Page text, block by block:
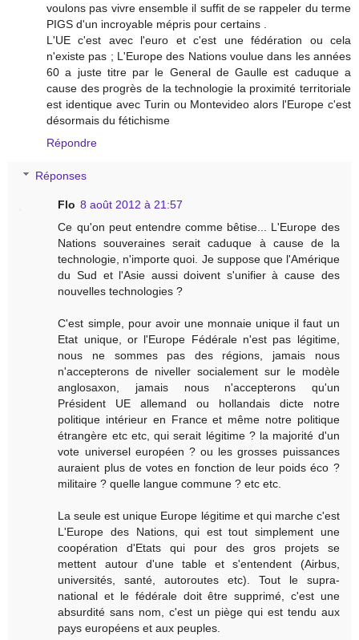
voulons pas vivre ensemble il suffit de se rappeler du terme
PIGS d'un incroyable mépris pour certains .
L'UE c'est avec l'euro et c'est une fédération ou cela
n'existe pas ; L'Europe des Nations voulue dans les années
60 a juste titre par le General de Gaulle est caduque a
cause des progrès de la technologie la proximité territoriale
est identique avec Turin ou Montevideo alors l'Europe c'est
désormais du fétichisme
Répondre
Réponses
Flo 8 août 2012 à 21:57
Ce qu'on peut entendre comme bêtise... L'Europe des
Nations souveraines serait caduque à cause de la
technologie, n'importe quoi. Je suppose que l'Amérique
du Sud et l'Asie aussi doivent s'unifier à cause des
nouvelles technologies ?
C'est simple, pour avoir une monnaie unique il faut un
Etat unique, or l'Europe Fédérale n'est pas légitime,
nous ne sommes pas des régions, jamais nous
n'accepterons de niveller socialement sur le modèle
anglosaxon, jamais nous n'accepterons qu'un
Président UE allemand ou hollandais dicte notre
politique intérieur en France et même notre politique
étrangère etc etc, qui serait légitime ? la majorité d'un
vote universel européen ? ou les grosses puissances
auraient plus de votes en fonction de leur poids éco ?
militaire ? quelle langue commune ? etc etc.
La seule est unique Europe légitime et qui marche c'est
L'Europe des Nations, qui est tout simplement une
coopération d'Etats qui pour des gros projets se
mettent autour d'une table et s'entendent (Airbus,
universités, santé, autoroutes etc). Tout le supra-
national et le fédérale doit être supprimé, c'est une
absurdité sans nom, c'est un piège qui est tendu aux
pays européens et aux peuples.